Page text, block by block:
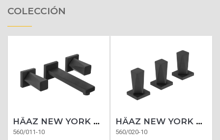
COLECCIÓN
HÄAZ NEW YORK BLACK LAVATORIO PARED
560/011-10
HÄAZ NEW YORK BLACK BIDET
560/020-10